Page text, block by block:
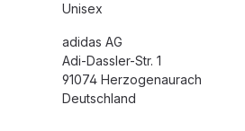
Unisex
adidas AG
Adi-Dassler-Str. 1
91074 Herzogenaurach
Deutschland